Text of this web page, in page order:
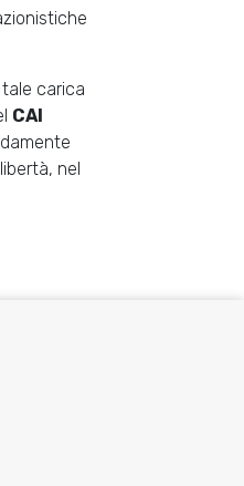
carica
CAI
nel
Barbaroux 1